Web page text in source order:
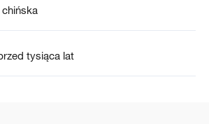
tysiąca lat